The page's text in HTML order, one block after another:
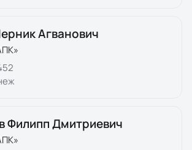
Агванович
Филипп Дмитриевич